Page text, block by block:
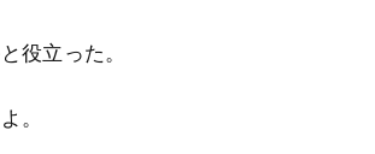
役立った。
。